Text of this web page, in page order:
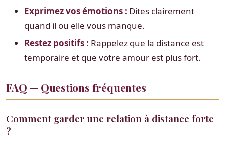
Exprimez vos émotions : Dites clairement
quand il ou elle vous manque.
Restez positifs : Rappelez que la distance est
temporaire et que votre amour est plus fort.
FAQ — Questions fréquentes
Comment garder une relation à distance forte
?